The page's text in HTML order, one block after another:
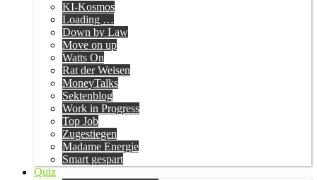
KI-Kosmos
Loading …
Down by Law
Move on up
Watts On
Rat der Weisen
MoneyTalks
Sektenblog
Work in Progress
Top Job
Zugestiegen
Madame Energie
Smart gespart
Quiz